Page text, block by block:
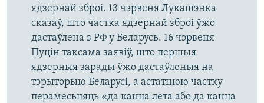
ядзернай зброі. 13 чэрвеня Лукашэнка
сказаў, што частка ядзернай зброі ўжо
дастаўлена з РФ у Беларусь. 16 чэрвеня
Пуцін таксама заявіў, што першыя
ядзерныя зарады ўжо дастаўленыя на
тэрыторыю Беларусі, а астатнюю частку
перамесьцяць «да канца лета або да канца